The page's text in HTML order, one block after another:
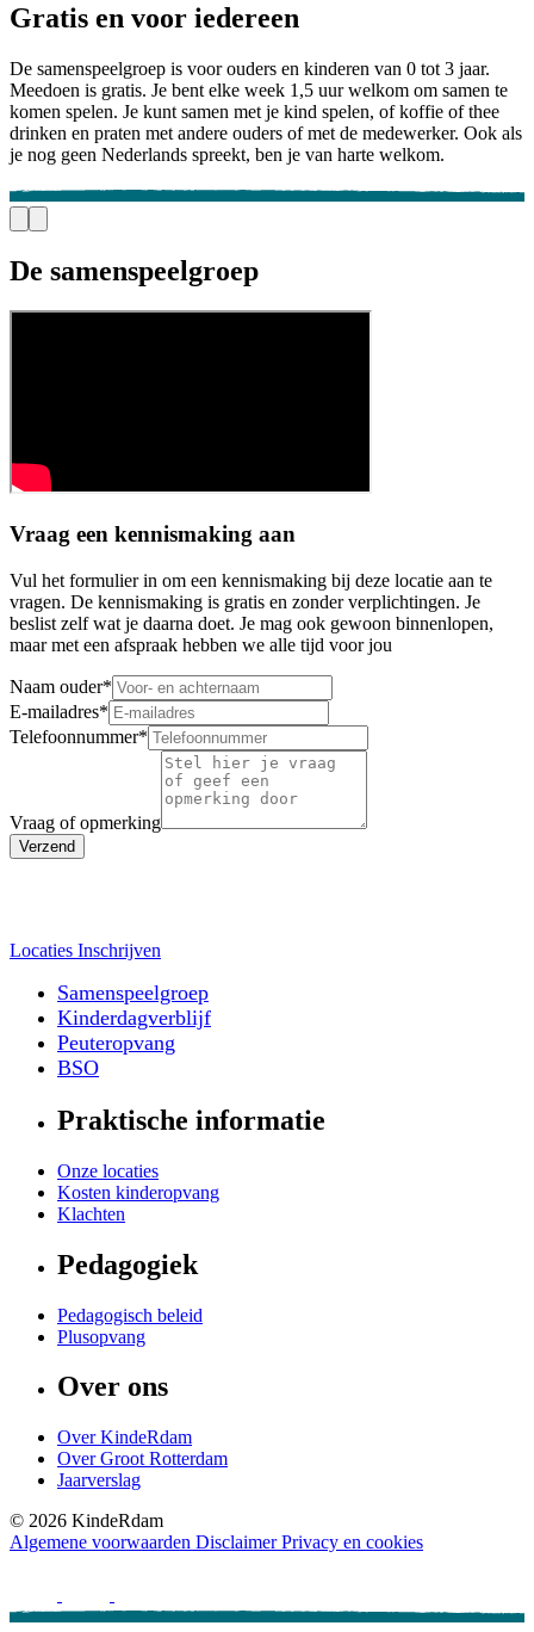
Gratis en voor iedereen
De samenspeelgroep is voor ouders en kinderen van 0 tot 3 jaar.
Meedoen is gratis. Je bent elke week 1,5 uur welkom om samen te
komen spelen. Je kunt samen met je kind spelen, of koffie of thee
drinken en praten met andere ouders of met de medewerker. Ook als
je nog geen Nederlands spreekt, ben je van harte welkom.
De samenspeelgroep
Vraag een kennismaking aan
Vul het formulier in om een kennismaking bij deze locatie aan te
vragen. De kennismaking is gratis en zonder verplichtingen. Je
beslist zelf wat je daarna doet. Je mag ook gewoon binnenlopen,
maar met een afspraak hebben we alle tijd voor jou
Naam ouder*
E-mailadres*
Telefoonnummer*
Vraag of opmerking
Verzend
Locaties Inschrijven
Samenspeelgroep
Kinderdagverblijf
Peuteropvang
BSO
Praktische informatie
Onze locaties
Kosten kinderopvang
Klachten
Pedagogiek
Pedagogisch beleid
Plusopvang
Over ons
Over KindeRdam
Over Groot Rotterdam
Jaarverslag
© 2026 KindeRdam
Algemene voorwaarden Disclaimer Privacy en cookies